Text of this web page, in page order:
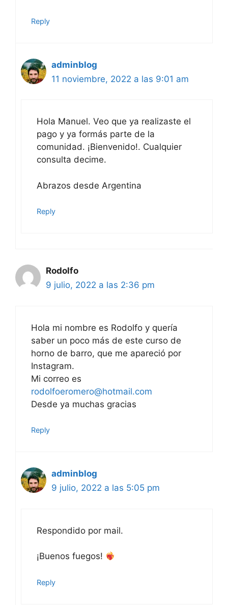
Reply
adminblog
11 noviembre, 2022 a las 9:01 am
Hola Manuel. Veo que ya realizaste el
pago y ya formás parte de la
comunidad. ¡Bienvenido!. Cualquier
consulta decime.
Abrazos desde Argentina
Reply
Rodolfo
9 julio, 2022 a las 2:36 pm
Hola mi nombre es Rodolfo y quería
saber un poco más de este curso de
horno de barro, que me apareció por
Instagram.
Mi correo es
rodolfoeromero@hotmail.com
Desde ya muchas gracias
Reply
adminblog
9 julio, 2022 a las 5:05 pm
Respondido por mail.
¡Buenos fuegos!
Reply